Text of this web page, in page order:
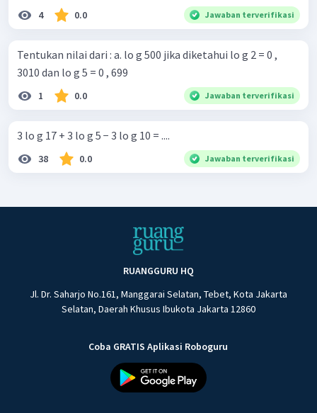
4 0.0 Jawaban terverifikasi
Tentukan nilai dari : a. lo g 500 jika diketahui lo g 2 = 0 ,
3010 dan lo g 5 = 0 , 699
1 0.0 Jawaban terverifikasi
3 lo g 17 + 3 lo g 5 − 3 lo g 10 = ....
38 0.0 Jawaban terverifikasi
RUANGGURU HQ
Jl. Dr. Saharjo No.161, Manggarai Selatan, Tebet, Kota Jakarta
Selatan, Daerah Khusus Ibukota Jakarta 12860
Coba GRATIS Aplikasi Roboguru